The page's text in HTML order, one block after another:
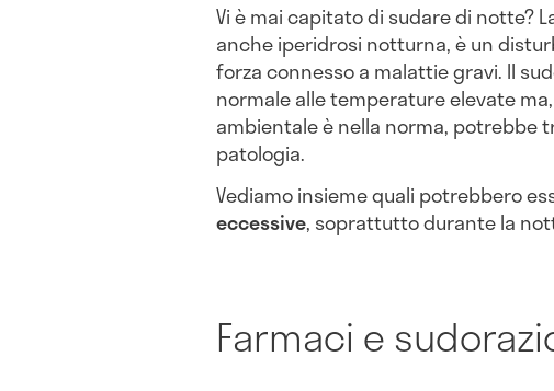
Vi è mai capitato di sudare di notte?
anche iperidrosi notturna, è un
forza connesso a malattie gravi. Il
normale alle temperature elevate
ambientale è nella norma, potrebbe
patologia.
Vediamo insieme quali potrebbero
eccessive, soprattutto durante la
Farmaci e